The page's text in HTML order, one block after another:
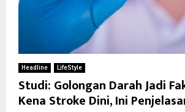
Headline LifeStyle
Studi: Golongan Darah Jadi
Kena Stroke Dini, Ini